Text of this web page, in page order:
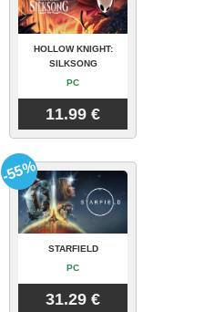
HOLLOW KNIGHT:
SILKSONG
PC
11.99 €
STARFIELD
PC
31.29 €
-55%